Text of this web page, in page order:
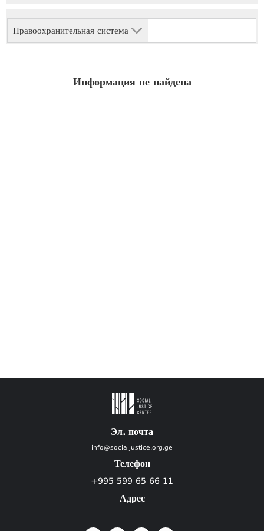
Правоохранительная система
Информация не найдена
Эл. почта
info@socialjustice.org.ge
Телефон
+995 599 65 66 11
Адрес